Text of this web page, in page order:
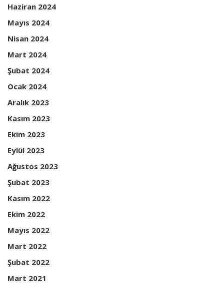
Haziran 2024
Mayıs 2024
Nisan 2024
Mart 2024
Şubat 2024
Ocak 2024
Aralık 2023
Kasım 2023
Ekim 2023
Eylül 2023
Ağustos 2023
Şubat 2023
Kasım 2022
Ekim 2022
Mayıs 2022
Mart 2022
Şubat 2022
Mart 2021